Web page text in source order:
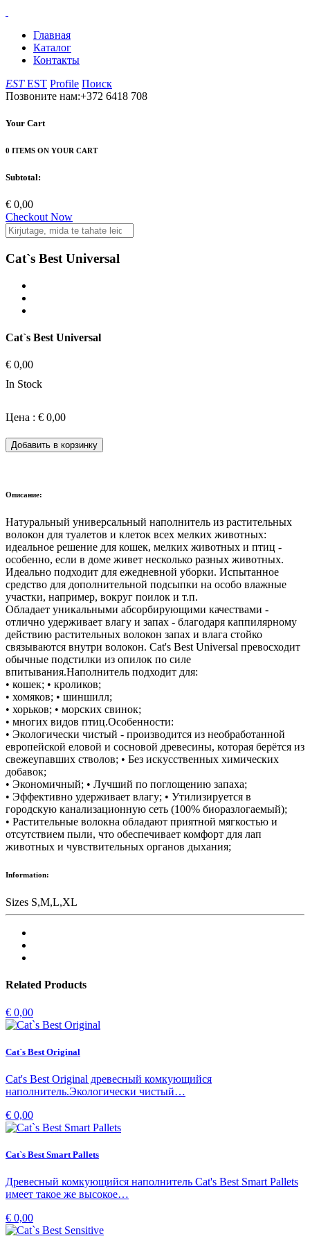
Главная
Каталог
Контакты
EST EST Profile Поиск
Позвоните нам:+372 6418 708
Your Cart
0 ITEMS ON YOUR CART
Subtotal:
€ 0,00
Checkout Now
Cat`s Best Universal
Cat`s Best Universal
€ 0,00
In Stock
Цена : € 0,00
Добавить в корзинку
Описание:
Натуральный универсальный наполнитель из растительных
волокон для туалетов и клеток всех мелких животных:
идеальное решение для кошек, мелких животных и птиц -
особенно, если в доме живет несколько разных животных.
Идеально подходит для ежедневной уборки. Испытанное
средство для дополнительной подсыпки на особо влажные
участки, например, вокруг поилок и т.п.
Обладает уникальными абсорбирующими качествами -
отлично удерживает влагу и запах - благодаря каппилярному
действию растительных волокон запах и влага стойко
связываются внутри волокон. Cat's Best Universal превосходит
обычные подстилки из опилок по силе
впитывания.Наполнитель подходит для:
• кошек; • кроликов;
• хомяков; • шиншилл;
• хорьков; • морских свинок;
• многих видов птиц.Особенности:
• Экологически чистый - производится из необработанной
европейской еловой и сосновой древесины, которая берётся из
свежеупавших стволов; • Без искусственных химических
добавок;
• Экономичный; • Лучший по поглощению запаха;
• Эффективно удерживает влагу; • Утилизируется в
городскую канализационную сеть (100% биоразлогаемый);
• Растительные волокна обладают приятной мягкостью и
отсутствием пыли, что обеспечивает комфорт для лап
животных и чувствительных органов дыхания;
Information:
Sizes S,M,L,XL
Related Products
€ 0,00
Cat`s Best Original
Cat's Best Original древесный комкующийся
наполнитель.Экологически чистый…
€ 0,00
Cat`s Best Smart Pallets
Древесный комкующийся наполнитель Cat's Best Smart Pallets
имеет такое же высокое…
€ 0,00